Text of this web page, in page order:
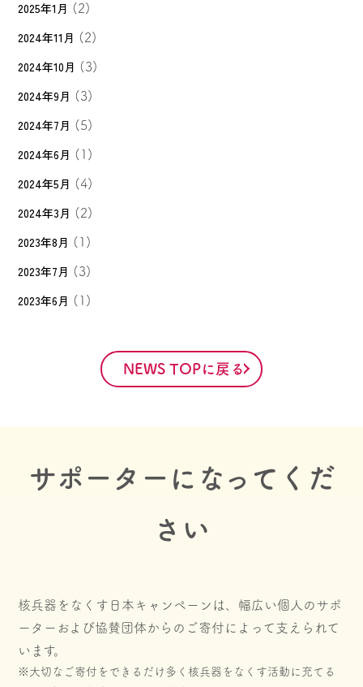
2025年1月 (2)
2024年11月 (2)
2024年10月 (3)
2024年9月 (3)
2024年7月 (5)
2024年6月 (1)
2024年5月 (4)
2024年3月 (2)
2023年8月 (1)
2023年7月 (3)
2023年6月 (1)
NEWS TOPに戻る
サポーターになってくだ
さい
核兵器をなくす日本キャンペーンは、幅広い個人のサポ
ーターおよび協賛団体からのご寄付によって支えられて
います。
※大切なご寄付をできるだけ多く核兵器をなくす活動に充てる